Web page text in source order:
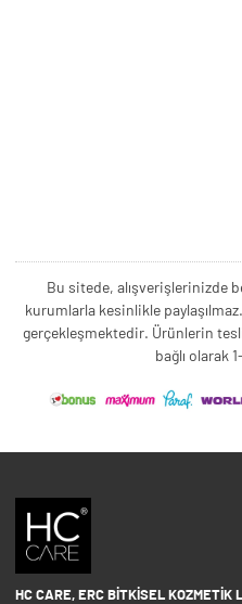
Bu sitede, alışverişlerinizde
kurumlarla kesinlikle
gerçekleşmektedir. Ürünlerin
bağlı olarak
HC CARE, ERC BITKISEL KOZMETIK